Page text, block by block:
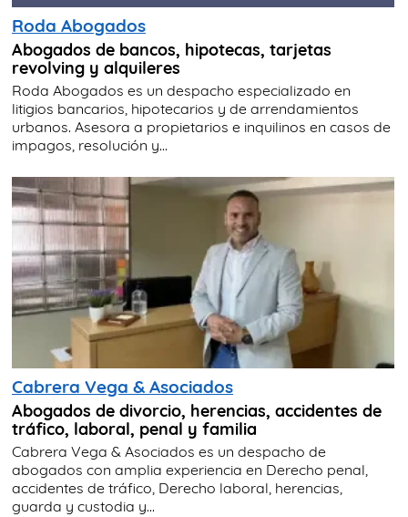
Roda Abogados
Abogados de bancos, hipotecas, tarjetas
revolving y alquileres
Roda Abogados es un despacho especializado en
litigios bancarios, hipotecarios y de arrendamientos
urbanos. Asesora a propietarios e inquilinos en casos de
impagos, resolución y...
Cabrera Vega & Asociados
Abogados de divorcio, herencias, accidentes de
tráfico, laboral, penal y familia
Cabrera Vega & Asociados es un despacho de
abogados con amplia experiencia en Derecho penal,
accidentes de tráfico, Derecho laboral, herencias,
guarda y custodia y...